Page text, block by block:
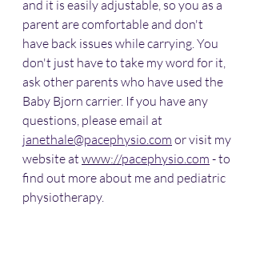
and it is easily adjustable, so you as a
parent are comfortable and don't
have back issues while carrying. You
don't just have to take my word for it,
ask other parents who have used the
Baby Bjorn carrier. If you have any
questions, please email at
janethale@pacephysio.com or visit my
website at www://pacephysio.com - to
find out more about me and pediatric
physiotherapy.